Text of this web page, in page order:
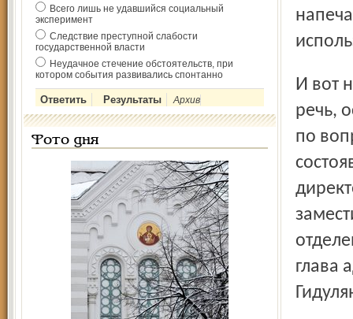
Всего лишь не удавшийся социальный
эксперимент
Следствие преступной слабости
государственной власти
Неудачное стечение обстоятельств, при
котором события развивались спонтанно
Архив
Фото дня
И вот недавно, в первые майские дни, место, о котором
речь,
по
глава